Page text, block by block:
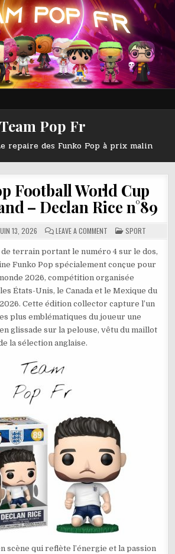
Team Pop Fr
repaire des Funko Pop à prix malin
Football World Cup
– Declan Rice n°89
13, 2026 LEAVE A COMMENTON
FUNKO
FOOTBALL
CUP
2026
ENGLAND
–
DECLAN
RICE
N°89
POSTED
IN
SPORT
de terrain portant le numéro 4 sur le dos,
Funko Pop spécialement conçue pour
2026, compétition organisée
États-Unis, le Canada et le Mexique du
Cette édition collector capture l’un
plus emblématiques du joueur une
glissade sur la pelouse, vêtu du maillot
la sélection anglaise.
scène qui reflète l’énergie et la passion